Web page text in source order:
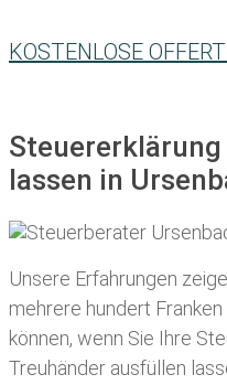
KOSTENLOSE
lassen in
Unsere Erfahrungen
mehrere hundert
können, wenn Sie Ihre
Treuhänder ausfüllen